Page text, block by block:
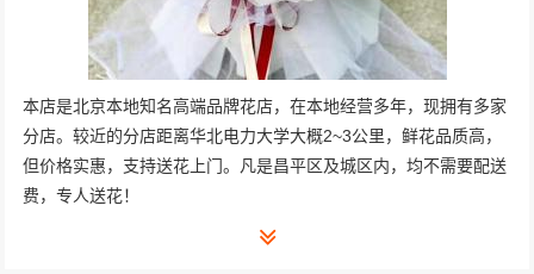
本店是北京本地知名高端品牌花店，在本地经营多年，现拥有多家
分店。较近的分店距离华北电力大学大概2~3公里，鲜花品质高，
但价格实惠，支持送花上门。凡是昌平区及城区内，均不需要配送
费，专人送花！